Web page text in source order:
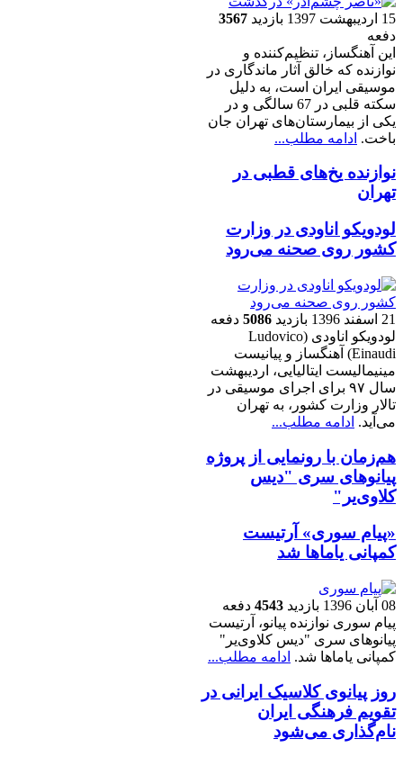
15 ارديبهشت 1397 بازدید 3567
دفعه
این آهنگساز، تنظیم‌کننده و
نوازنده که خالق آثار ماندگاری در
موسیقی ایران است، به دلیل
سکته قلبی در 67 سالگی و در
یکی از بیمارستان‌های تهران جان
باخت. ادامه مطلب...
نوازنده یخ‌های قطبی در
تهران
لودویکو اناودی در وزارت
کشور روی صحنه می‌رود
21 اسفند 1396 بازدید 5086 دفعه
لودویکو اناودی (Ludovico
Einaudi) آهنگساز و پیانیست
مینیمالیست ایتالیایی، اردیبهشت
سال ۹۷ برای اجرای موسیقی در
تالار وزارت کشور، به تهران
می‌آید. ادامه مطلب...
هم‌زمان با رونمایی از پروژه
پیانوهای سری "دیس
کلاوی‌یر"
«پیام سوری» آرتیست
کمپانی یاماها شد
08 آبان 1396 بازدید 4543 دفعه
پیام سوری نوازنده‌ پیانو، آرتیست
پیانوهای سری "دیس کلاوی‌یر"
کمپانی یاماها شد. ادامه مطلب...
روز پیانوی کلاسیک ایرانی در
تقويم فرهنگى ایران
نام‌گذاری می‌شود